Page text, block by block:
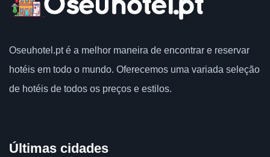
Oseuhotel.pt é a melhor maneira de encontrar e reservar
hotéis em todo o mundo. Oferecemos uma variada seleção
de hotéis de todos os preços e estilos.
Últimas cidades